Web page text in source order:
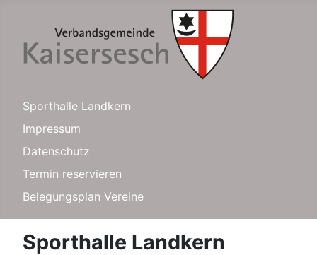
Sporthalle Landkern
Impressum
Datenschutz
Termin reservieren
Belegungsplan Vereine
Sporthalle Landkern